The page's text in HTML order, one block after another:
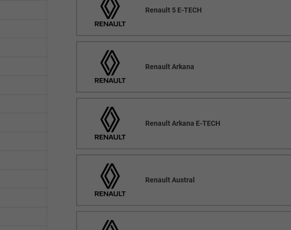
Renault 5 E-TECH
Renault Arkana
Renault Arkana E-TECH
Renault Austral